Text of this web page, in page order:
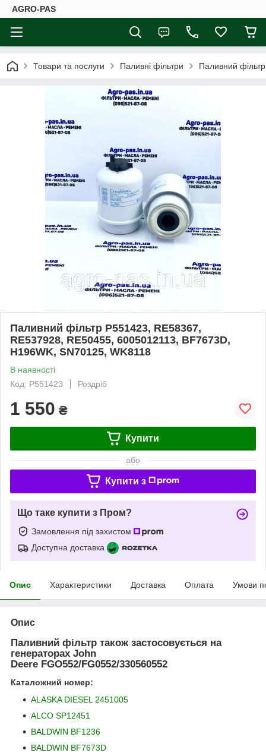
AGRO-PAS
Товари та послуги Паливні фільтри Паливний
Паливний фільтр P551423, RE58367,
RE537928, RE50455, 6005012113, BF7673D,
H196WK, SN70125, WK8118
В наявності
Код: P551423
Роздріб
1 550 ₴
Купити
або
Купити з
Що таке купити з Пром?
Замовлення під захистом
Доступна доставка
Опис Характеристики Доставка Оплата Умови
Опис
Паливний фільтр також застосовується на
генераторах John
Deere FGO552/FG0552/330560552
Каталожний номер:
ALASKA DIESEL 2451005
ALCO SP12451
BALDWIN BF1236
BALDWIN BF7673D